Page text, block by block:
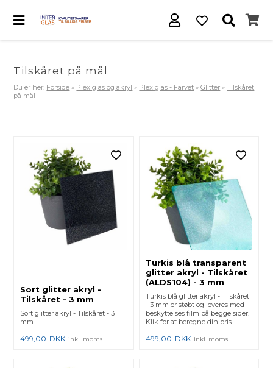
Tilskåret på mål
Du er her: Forside » Plexiglas og akryl » Plexiglas - Farvet »Glitter »Tilskåret
på mål
Sort glitter akryl -
Tilskåret - 3 mm
Sort glitter akryl - Tilskåret - 3
mm
499,00 DKK inkl. moms
Turkis blå transparent
glitter akryl - Tilskåret
(ALDS104) - 3 mm
Turkis blå glitter akryl - Tilskåret
- 3 mm er støbt og leveres med
beskyttelses film på begge sider.
Klik for at beregne din pris.
499,00 DKK inkl. moms